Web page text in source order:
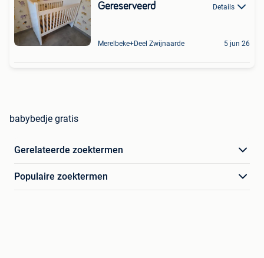
Gereserveerd Details
Merelbeke+Deel Zwijnaarde 5 jun 26
babybedje gratis
Gerelateerde zoektermen
Populaire zoektermen